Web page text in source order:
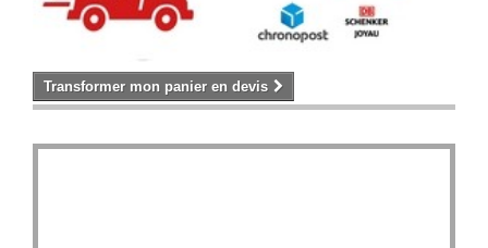
Transformer mon panier en devis